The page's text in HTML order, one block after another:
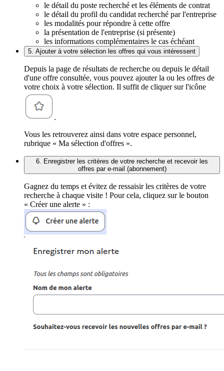
le détail du poste recherché et les éléments de contrat
le détail du profil du candidat recherché par l'entreprise
les modalités pour répondre à cette offre
la présentation de l'entreprise (si présente)
les informations complémentaires le cas échéant
5. Ajouter à votre sélection les offres qui vous intéressent
Depuis la page de résultats de recherche ou depuis le détail
d'une offre consultée, vous pouvez ajouter la ou les offres de
votre choix à votre sélection. Il suffit de cliquer sur l'icône
.
Vous les retrouverez ainsi dans votre espace personnel,
rubrique « Ma sélection d'offres ».
6. Enregistrer les critères de votre recherche et recevoir les
offres par e-mail (abonnement)
Gagnez du temps et évitez de ressaisir les critères de votre
recherche à chaque visite ! Pour cela, cliquez sur le bouton
« Créer une alerte » :